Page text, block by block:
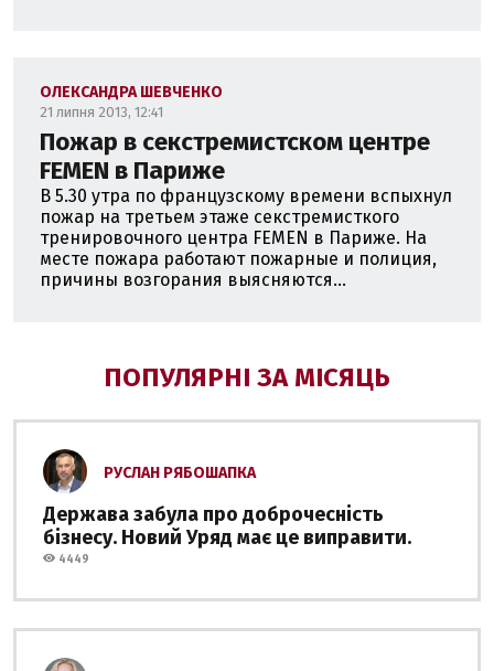
ОЛЕКСАНДРА ШЕВЧЕНКО
21 липня 2013, 12:41
Пожар в секстремистском центре
FEMEN в Париже
В 5.30 утра по французскому времени вспыхнул
пожар на третьем этаже секстремисткого
тренировочного центра FEMEN в Париже. На
месте пожара работают пожарные и полиция,
причины возгорания выясняются...
ПОПУЛЯРНІ ЗА МІСЯЦЬ
РУСЛАН РЯБОШАПКА
Держава забула про доброчесність
бізнесу. Новий Уряд має це виправити.
4449